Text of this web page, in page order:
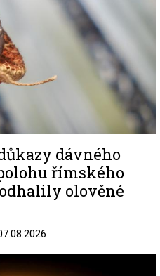
dávného
římského
olověné